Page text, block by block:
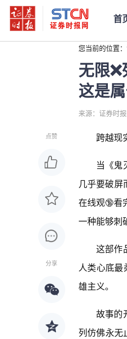
首
您当前的位置：
无限
这是
来源：证券时
点赞
分享
跨越现
当《鬼
几乎要破屏
在线观🔞看
一种能够刺
这部作
人类心底最
雄主义。
故事的
列仿佛永无